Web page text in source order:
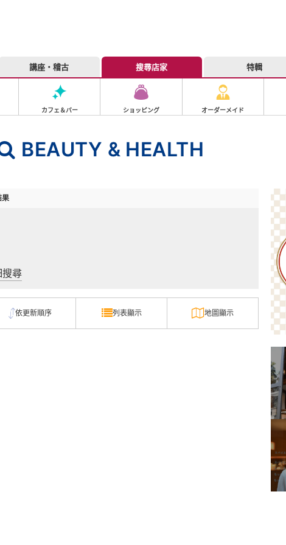
講座・稽古 搜尋店家 特輯
カフェ＆バー ショッピング オーダーメイド
BEAUTY & HEALTH
果
搜尋
依更新順序 列表顯示 地圖顯示